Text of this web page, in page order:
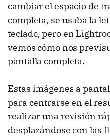
cambiar el espacio de
completa, se usaba la
teclado, pero en
vemos cómo nos
pantalla completa.
Estas imágenes a
para centrarse en el
realizar una revisión
desplazándose con las